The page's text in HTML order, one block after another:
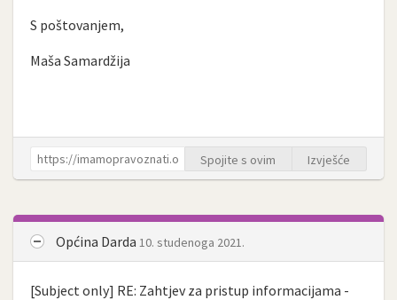
S poštovanjem,
Maša Samardžija
Spojite s ovim Izvješće
Općina Darda 10. studenoga 2021.
[Subject only] RE: Zahtjev za pristup informacijama -